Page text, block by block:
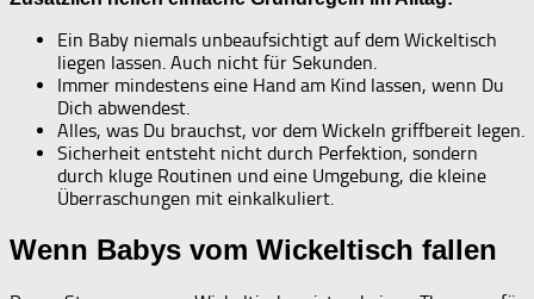
Ein Baby niemals unbeaufsichtigt auf dem Wickeltisch
liegen lassen. Auch nicht für Sekunden.
Immer mindestens eine Hand am Kind lassen, wenn Du
Dich abwendest.
Alles, was Du brauchst, vor dem Wickeln griffbereit legen.
Sicherheit entsteht nicht durch Perfektion, sondern
durch kluge Routinen und eine Umgebung, die kleine
Überraschungen mit einkalkuliert.
Wenn Babys vom Wickeltisch fallen